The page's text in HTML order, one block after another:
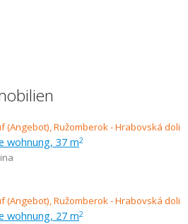
wohnung, 37 m2
wohnung, 27 m2